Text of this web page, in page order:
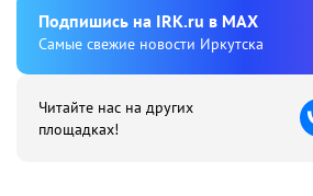
Подпишиcь на IRK.ru в MAX
Cамые свежие новости Иркутска
Читайте нас на других
площадках!